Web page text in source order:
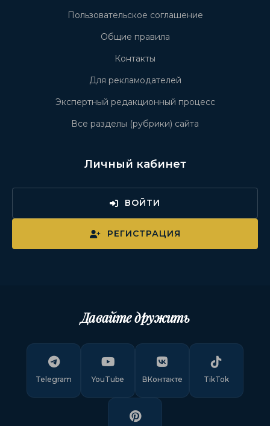
Пользовательское соглашение
Общие правила
Контакты
Для рекламодателей
Экспертный редакционный процесс
Все разделы (рубрики) сайта
Личный кабинет
ВОЙТИ
РЕГИСТРАЦИЯ
Давайте дружить
Telegram YouTube ВКонтакте TikTok